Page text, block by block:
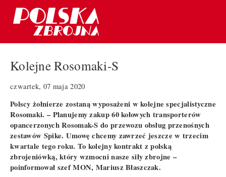
Kolejne Rosomaki-S
czwartek, 07 maja 2020
Polscy żołnierze zostaną wyposażeni w kolejne specjalistyczne
Rosomaki. – Planujemy zakup 60 kołowych transporterów
opancerzonych Rosomak-S do przewozu obsług przenośnych
zestawów Spike. Umowę chcemy zawrzeć jeszcze w trzecim
kwartale tego roku. To kolejny kontrakt z polską
zbrojeniówką, który wzmocni nasze siły zbrojne –
poinformował szef MON, Mariusz Błaszczak.